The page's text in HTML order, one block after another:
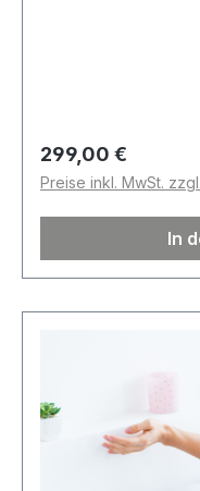
Regulärer Preis:
299,00 €
Preise inkl. MwSt.
In